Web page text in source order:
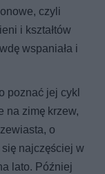
czyli
i kształtów
wspaniała i
poznać jej cykl
na zimę krzew,
o
najczęściej w
lato. Później